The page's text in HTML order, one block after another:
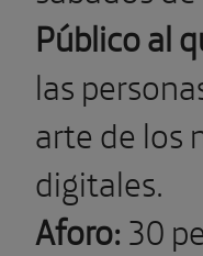
Público al
las
arte de los
digitales.
Aforo:30